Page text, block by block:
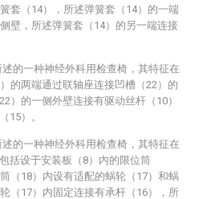
套（14），所述弹簧套（14）的一端
壁，所述弹簧套（14）的另一端连接
的一种神经外科用检查椅，其特征在
的两端通过联轴座连接凹槽（22）的
）的一侧外壁连接有驱动丝杆（10）
15）。
的一种神经外科用检查椅，其特征在
括设于安装板（8）内的限位筒
筒（18）内设有适配的蜗轮（17）和蜗
（17）内固定连接有承杆（16），所